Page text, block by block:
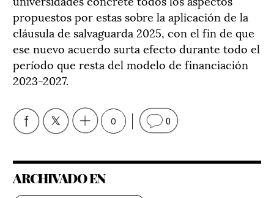
propuestos por estas sobre la aplicación de la
cláusula de salvaguarda 2025, con el fin de que
ese nuevo acuerdo surta efecto durante todo el
período que resta del modelo de financiación
2023-2027.
0 0
ARCHIVADO EN